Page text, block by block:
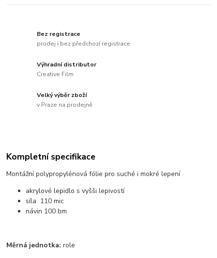
Bez registrace
prodej i bez předchozí registrace
Výhradní distributor
Creative Film
Velký výběr zboží
v Praze na prodejně
Kompletní specifikace
Montážní polypropylénová fólie pro suché i mokré lepení
akrylové lepidlo s vyšši lepivostí
síla 110 mic
návin 100 bm
Měrná jednotka: role